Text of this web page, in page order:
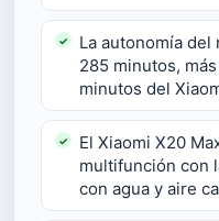
La autonomía del
285 minutos,
minutos del
El Xiaomi X20
multifunción con
con agua y aire